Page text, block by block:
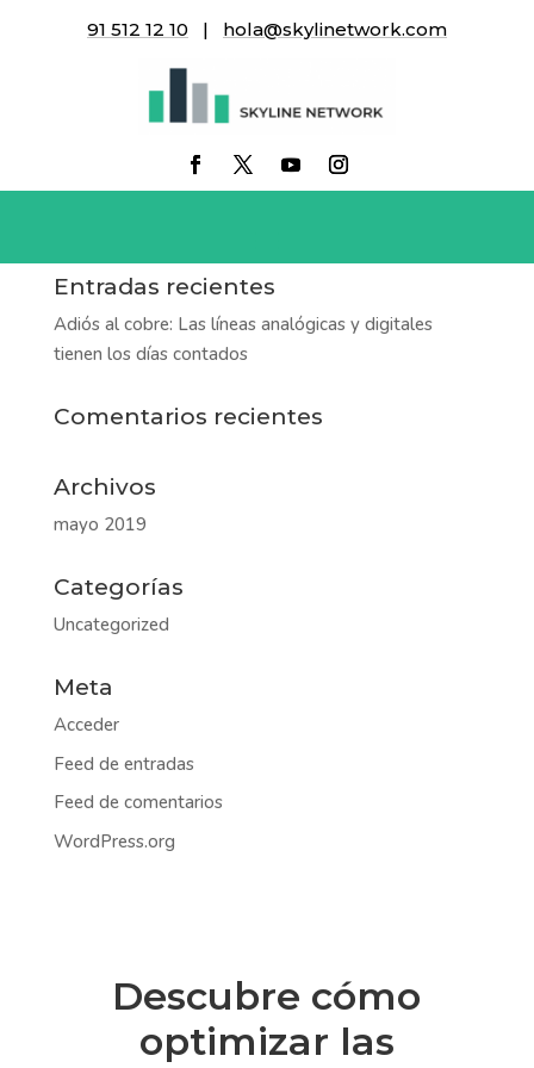
91 512 12 10 | hola@skylinetwork.com
disco-compacto
Entradas recientes
Adiós al cobre: Las líneas analógicas y digitales
tienen los días contados
Comentarios recientes
Archivos
mayo 2019
Categorías
Uncategorized
Meta
Acceder
Feed de entradas
Feed de comentarios
WordPress.org
Descubre cómo
optimizar las